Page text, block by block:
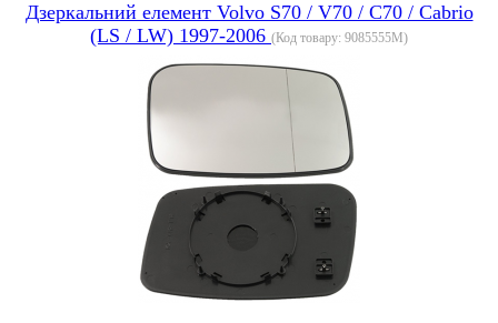
Дзеркальний елемент Volvo S70 / V70 / C70 / Cabrio
(LS / LW) 1997-2006 (Код товару: 9085555M)